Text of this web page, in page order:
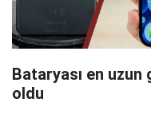
Bataryası en uzun
oldu